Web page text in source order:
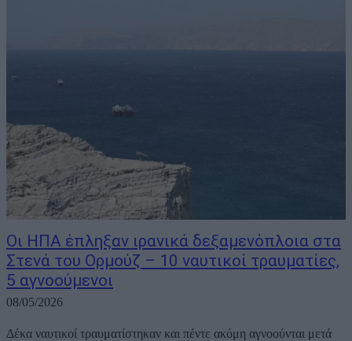
Οι ΗΠΑ έπληξαν ιρανικά δεξαμενόπλοια στα
Στενά του Ορμούζ – 10 ναυτικοί τραυματίες,
5 αγνοούμενοι
08/05/2026
Δέκα ναυτικοί τραυματίστηκαν και πέντε ακόμη αγνοούνται μετά